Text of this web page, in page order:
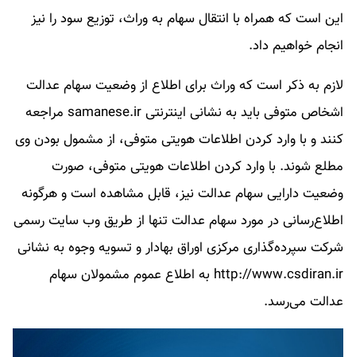
این است که همراه با انتقال سهام به وراث، توزیع سود را نیز
انجام خواهیم داد.
لازم به ذکر است که وراث برای اطلاع از وضعیت سهام عدالت
اشخاص متوفی باید به نشانی اینترنتی samanese.ir مراجعه
کنند و با وارد کردن اطلاعات هویتی متوفی، از مشمول بودن وی
مطلع شوند. با وارد کردن اطلاعات هویتی متوفی، صورت
وضعیت دارایی سهام عدالت نیز، قابل مشاهده است و هرگونه
اطلاع‌رسانی در مورد سهام عدالت تنها از طریق وب‌ سایت رسمی
شرکت سپرده‌گذاری مرکزی اوراق بهادار و تسویه وجوه به نشانی
http://www.csdiran.ir به اطلاع عموم مشمولان سهام
عدالت می‌رسد.